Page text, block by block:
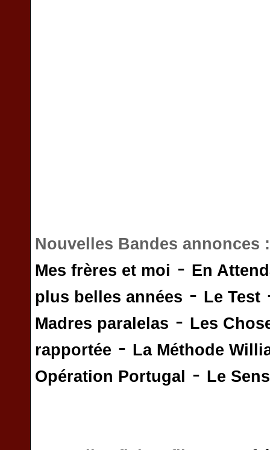
Nouvelles Bandes annonces
Mes frères et moi - En
plus belles années - Le Test
Madres paralelas - Les
rapportée - La Méthode
Opération Portugal
- Le